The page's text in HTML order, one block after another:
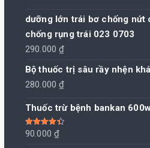
dưỡng lớn trái bơ chống nứt
chống rụng trái 023 0703
290.000₫
Bộ thuốc trị sâu rầy nhện
280.000₫
Thuốc trừ bệnh bankan
Được xếp
hạng 4.50
90.000₫